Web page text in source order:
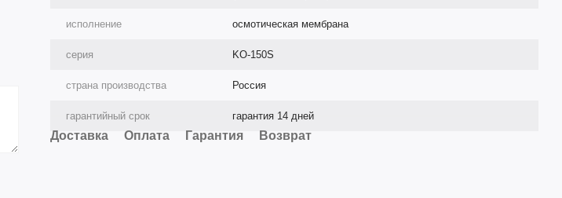
исполнение осмотическая мембрана
серия KO-150S
страна производства Россия
гарантийный срок гарантия 14 дней
Доставка Оплата Гарантия Возврат